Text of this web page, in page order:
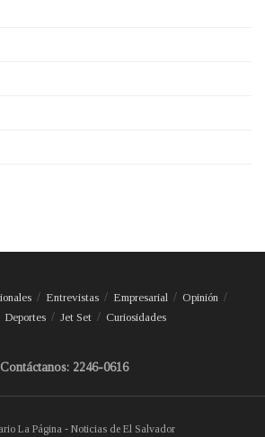
Entrevistas Empresarial
Opinión
Deportes Jet Set Curiosidades
Contáctanos: 2246-0616
La Página - Noticias de El Salvador